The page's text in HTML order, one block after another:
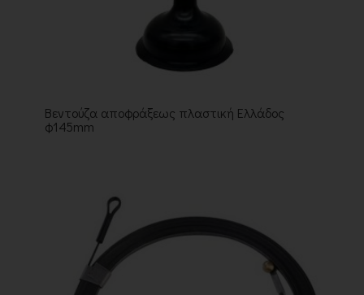
Βεντούζα αποφράξεως πλαστική Ελλάδος
φ145mm